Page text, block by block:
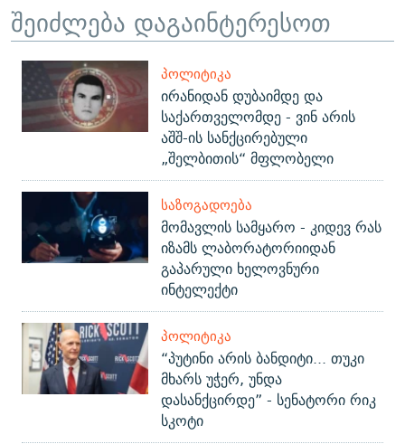
შეიძლება დაგაინტერესოთ
ᲞᲝᲚᲘᲢᲘᲙᲐ
ირანიდან დუბაიმდე და
საქართველომდე - ვინ არის
აშშ-ის სანქცირებული
„შელბითის“ მფლობელი
ᲡᲐᲖᲝᲒᲐᲓᲝᲔᲑᲐ
მომავლის სამყარო - კიდევ რას
იზამს ლაბორატორიიდან
გაპარული ხელოვნური
ინტელექტი
ᲞᲝᲚᲘᲢᲘᲙᲐ
“პუტინი არის ბანდიტი... თუკი
მხარს უჭერ, უნდა
დასანქცირდე” - სენატორი რიკ
სკოტი